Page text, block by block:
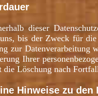
dieser
bis der Zweck für die
zur Datenverarbeitung
Ihrer
Löschung nach
Hinweise zu